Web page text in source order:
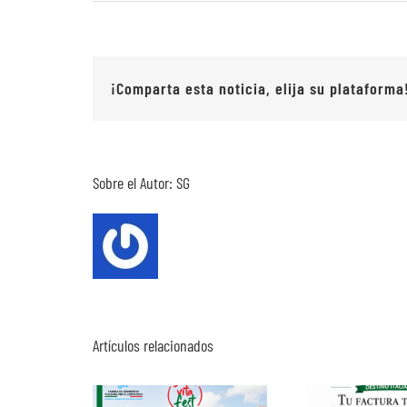
¡Comparta esta noticia, elija su
Sobre el Autor: SG
Artículos relacionados